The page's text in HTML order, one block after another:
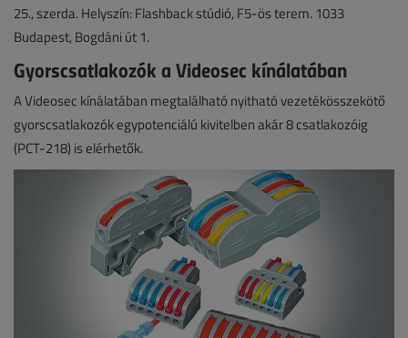
25., szerda. Helyszín: Flashback stúdió, F5-ös terem. 1033
Budapest, Bogdáni út 1.
Gyorscsatlakozók a Videosec kínálatában
A Videosec kínálatában megtalálható nyitható vezetékösszekötő
gyorscsatlakozók egypotenciálú kivitelben akár 8 csatlakozóig
(PCT-218) is elérhetők.